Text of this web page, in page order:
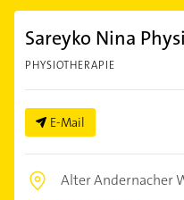
Sareyko Nina
PHYSIOTHERAPIE
E-Mail
Alter Andernacher